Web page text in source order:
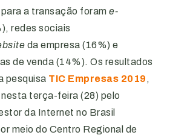
a transação foram e-
redes sociais
da empresa (16%) e
de venda (14%). Os resultados
pesquisa TIC Empresas 2019 ,
terça-feira (28) pelo
da Internet no Brasil
meio do Centro Regional de